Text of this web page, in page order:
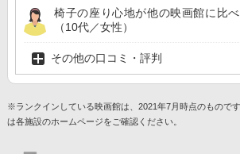
椅子の座り心地が他の映画館に比べ
（10代／女性）
その他の口コミ・評判
※ランクインしている映画館は、2021年7月時点のもので
は各施設のホームページをご確認ください。